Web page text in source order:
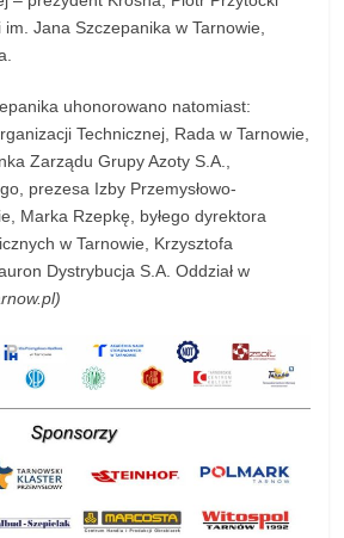
Jana Szczepanika w Tarnowie,
uhonorowano natomiast:
Technicznej, Rada w Tarnowie,
Zarządu Grupy Azoty S.A.,
prezesa Izby Przemysłowo-
Marka Rzepkę, byłego dyrektora
w Tarnowie, Krzysztofa
Dystrybucja S.A. Oddział w